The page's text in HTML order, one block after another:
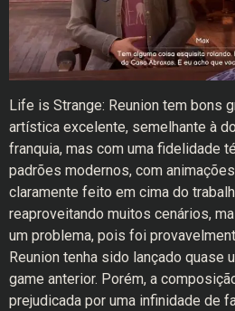
Life is Strange: Reunion tem bons
artística excelente, semelhante à
franquia, mas com uma fidelidade
padrões modernos, com
claramente feito em cima do
reaproveitando muitos cenários,
um problema, pois foi
Reunion tenha sido lançado quase
game anterior. Porém, a
prejudicada por uma infinidade de